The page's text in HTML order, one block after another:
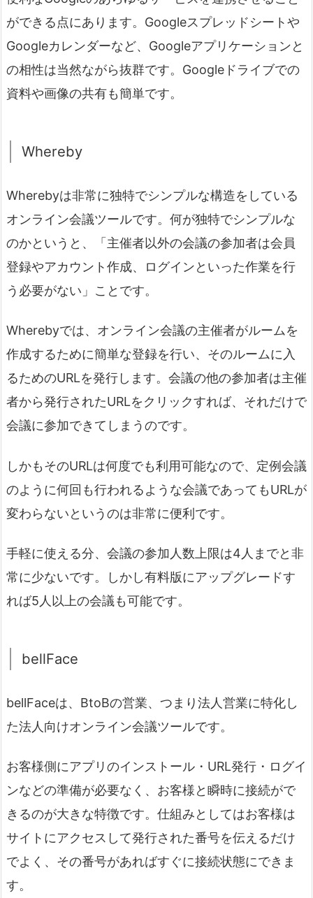
ができる点にあります。Googleスプレッドシートや
Googleカレンダーなど、Googleアプリケーションと
の相性は当然ながら抜群です。Googleドライブでの
資料や画像の共有も簡単です。
Whereby
Wherebyは非常に独特でシンプルな構造をしている
オンライン会議ツールです。何が独特でシンプルな
のかというと、「主催者以外の会議の参加者は会員
登録やアカウント作成、ログインといった作業を行
う必要がない」ことです。
Wherebyでは、オンライン会議の主催者がルームを
作成するために簡単な登録を行い、そのルームに入
るためのURLを発行します。会議の他の参加者は主催
者から発行されたURLをクリックすれば、それだけで
会議に参加できてしまうのです。
しかもそのURLは何度でも利用可能なので、定例会議
のように何回も行われるような会議であってもURLが
変わらないというのは非常に便利です。
手軽に使える分、会議の参加人数上限は4人までと非
常に少ないです。しかし有料版にアップグレードす
れば5人以上の会議も可能です。
bellFace
bellFaceは、BtoBの営業、つまり法人営業に特化し
た法人向けオンライン会議ツールです。
お客様側にアプリのインストール・URL発行・ログイ
ンなどの準備が必要なく、お客様と瞬時に接続がで
きるのが大きな特徴です。仕組みとしてはお客様は
サイトにアクセスして発行された番号を伝えるだけ
でよく、その番号があればすぐに接続状態にできま
す。